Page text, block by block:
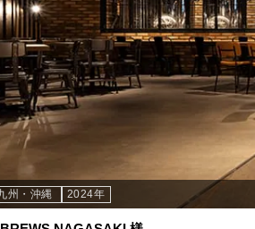
州・沖縄 2024年